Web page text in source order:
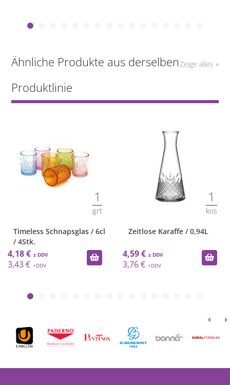
Ähnliche Produkte aus derselben
Produktlinie
Zeige alles »
Zeitlose Karaffe / 0,94L
4,59 €
3,76 €
Timeless Tasse / 25cl /
5,84 €
4,79 €